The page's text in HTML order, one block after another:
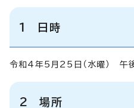
1 日時
令和4年5月25日（水曜） 午
2 場所